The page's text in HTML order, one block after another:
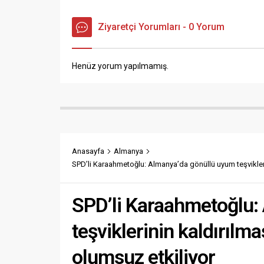
Ziyaretçi Yorumları - 0 Yorum
Henüz yorum yapılmamış.
Anasayfa
Almanya
SPD’li Karaahmetoğlu: Almanya’da gönüllü uyum
SPD’li
teşviklerinin
olumsuz etkiliyor